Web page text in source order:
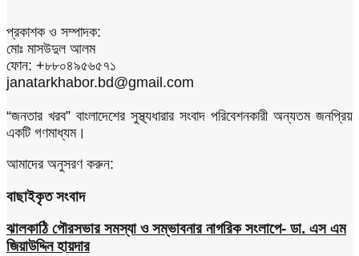
প্রকাশক ও সম্পাদক:
মোঃ মাসউদুল আলম
ফোন: +৮৮০৪৯৫৬৫৭১
janatarkhabor.bd@gmail.com
“জনতার খরব” বাংলাদেশের সুস্থ্যধারার সংবাদ পরিবেশনকারী অন্যতম জনপ্রিয়
একটি গণমাধ্যম।
আমাদের অনুসরণ করুন:
বাছাইকৃত সংবাদ
ঝালকাঠি পৌরসভার সমস্যা ও সম্ভাবনার নাগরিক সংলাপে- ডা. এস এম
জিয়াউদ্দিন হায়দার